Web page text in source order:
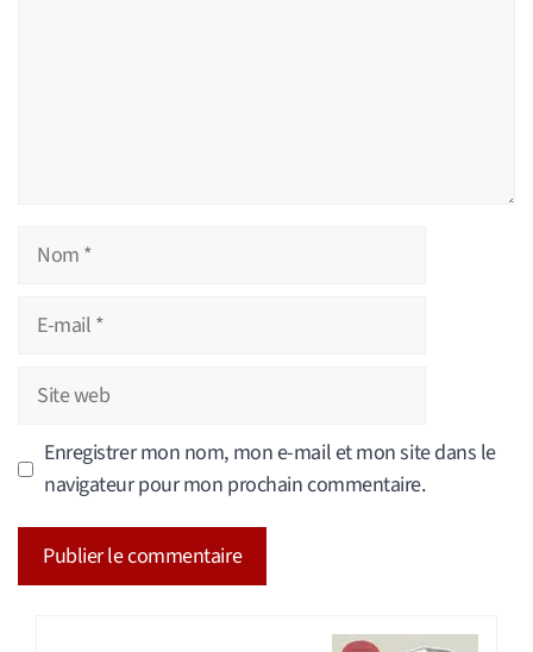
Nom
Site
Enregistrer mon nom, mon e-mail et mon site dans le
navigateur pour mon prochain commentaire.